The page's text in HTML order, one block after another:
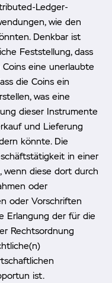
Ledger-
wie den
Denkbar ist
Feststellung, dass
eine unerlaubte
die Coins ein
was eine
dieser Instrumente
und Lieferung
könnte. Die
in einer
wenn diese dort durch
oder
oder Vorschriften
Erlangung der für die
Rechtsordnung
ist.